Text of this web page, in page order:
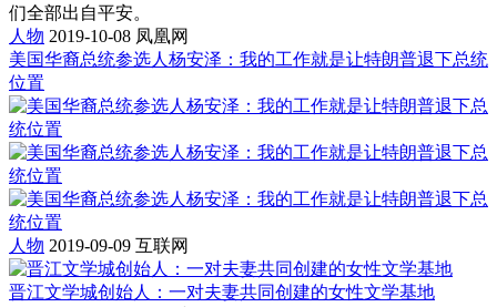
们全部出自平安。
人物 2019-10-08 凤凰网
美国华裔总统参选人杨安泽：我的工作就是让特朗普退下总统
位置
人物 2019-09-09 互联网
晋江文学城创始人：一对夫妻共同创建的女性文学基地